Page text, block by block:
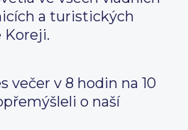
a turistických
Koreji.
večer v 8 hodin na 10
o naší